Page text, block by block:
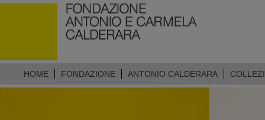
HOME FONDAZIONE ANTONIO CALDERARA